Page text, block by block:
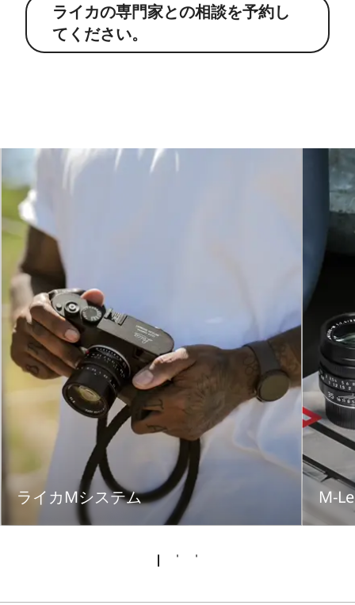
ライカの専門家との相談を予約し
てください。
ライカMシステム M-